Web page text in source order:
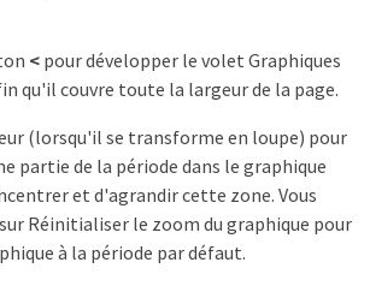
<pour développer le volet Graphiques
qu'il couvre toute la largeur de la page.
(lorsqu'il se transforme en loupe) pour
partie de la période dans le graphique
et d'agrandir cette zone. Vous
Réinitialiser le zoom du graphique pour
à la période par défaut.